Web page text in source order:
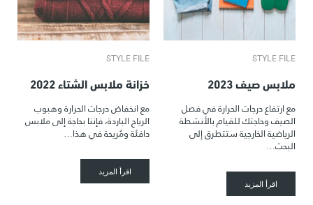
STYLE FILE
ملابس صيف 2023
مع ارتفاع درجات الحرارة في فصل
الصيف وحاجتك للقيام بالأنشطة
الرياضية الخارجية ستتطرق إلى
البحث…
اقرأ المزيد
STYLE FILE
خزانة ملابس الشتاء 2022
مع انخفاض درجات الحرارة وهبوب
الرياح الباردة، فإننا بحاجة إلى ملابس
دافئة ومُريحة في هذا…
اقرأ المزيد